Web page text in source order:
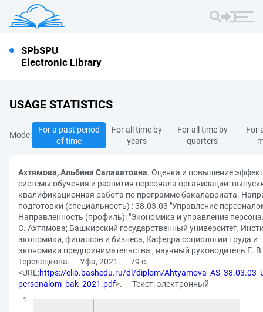
SPbSPU
Electronic Library
USAGE STATISTICS
Mode:
For a past period
of time
For all time by
years
For all time by
quarters
For
Ахтямова, Альбина Салаватовна. Оценка и повышение
системы обучения и развития персонала организации:
квалификационная работа по программе бакалавриата.
подготовки (специальность) : 38.03.03 "Управление
Направленность (профиль): "Экономика и управление
С. Ахтямова; Башкирский государственный университет,
экономики, финансов и бизнеса, Кафедра социологии труда и
экономики предпринимательства ; научный руководитель Е. В.
Терелецкова. — Уфа, 2021. — 79 с. —
<URL:https://elib.bashedu.ru/dl/diplom/
personalom_bak_2021.pdf>. — Текст: электронный